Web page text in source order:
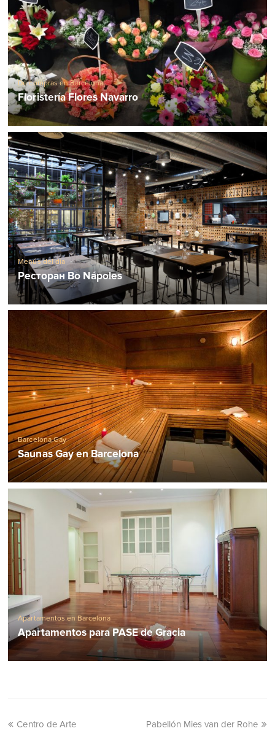
De compras en Barcelona
Floristería Flores Navarro
Menús del día
Ресторан Bo Nápoles
Barcelona Gay
Saunas Gay en Barcelona
Apartamentos en Barcelona
Apartamentos para PASE de Gracia
Centro de Arte
Pabellón Mies van der Rohe